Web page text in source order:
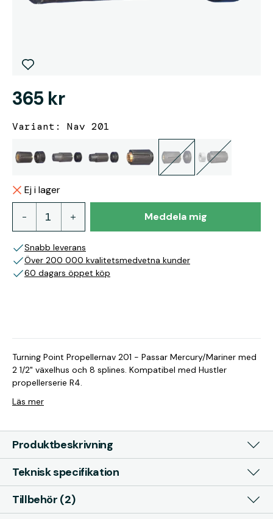
365 kr
Variant: Nav 201
Ej i lager
Meddela mig
Snabb leverans
Över 200 000 kvalitetsmedvetna kunder
60 dagars öppet köp
Turning Point Propellernav 201 - Passar Mercury/Mariner med
2 1/2" växelhus och 8 splines. Kompatibel med Hustler
propellerserie R4.
Läs mer
Produktbeskrivning
Teknisk specifikation
Tillbehör (2)